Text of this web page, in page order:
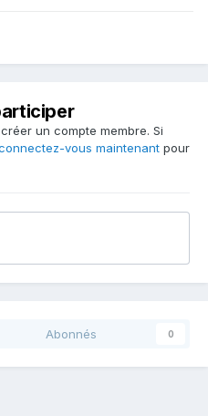
un compte membre. Si
vous maintenant pour
Abonnés 0